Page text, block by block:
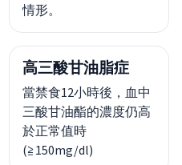
情形。
高三酸甘油脂症
當禁食12小時後，血中
三酸甘油酯的濃度仍高
於正常值時
(≧150mg/dl)